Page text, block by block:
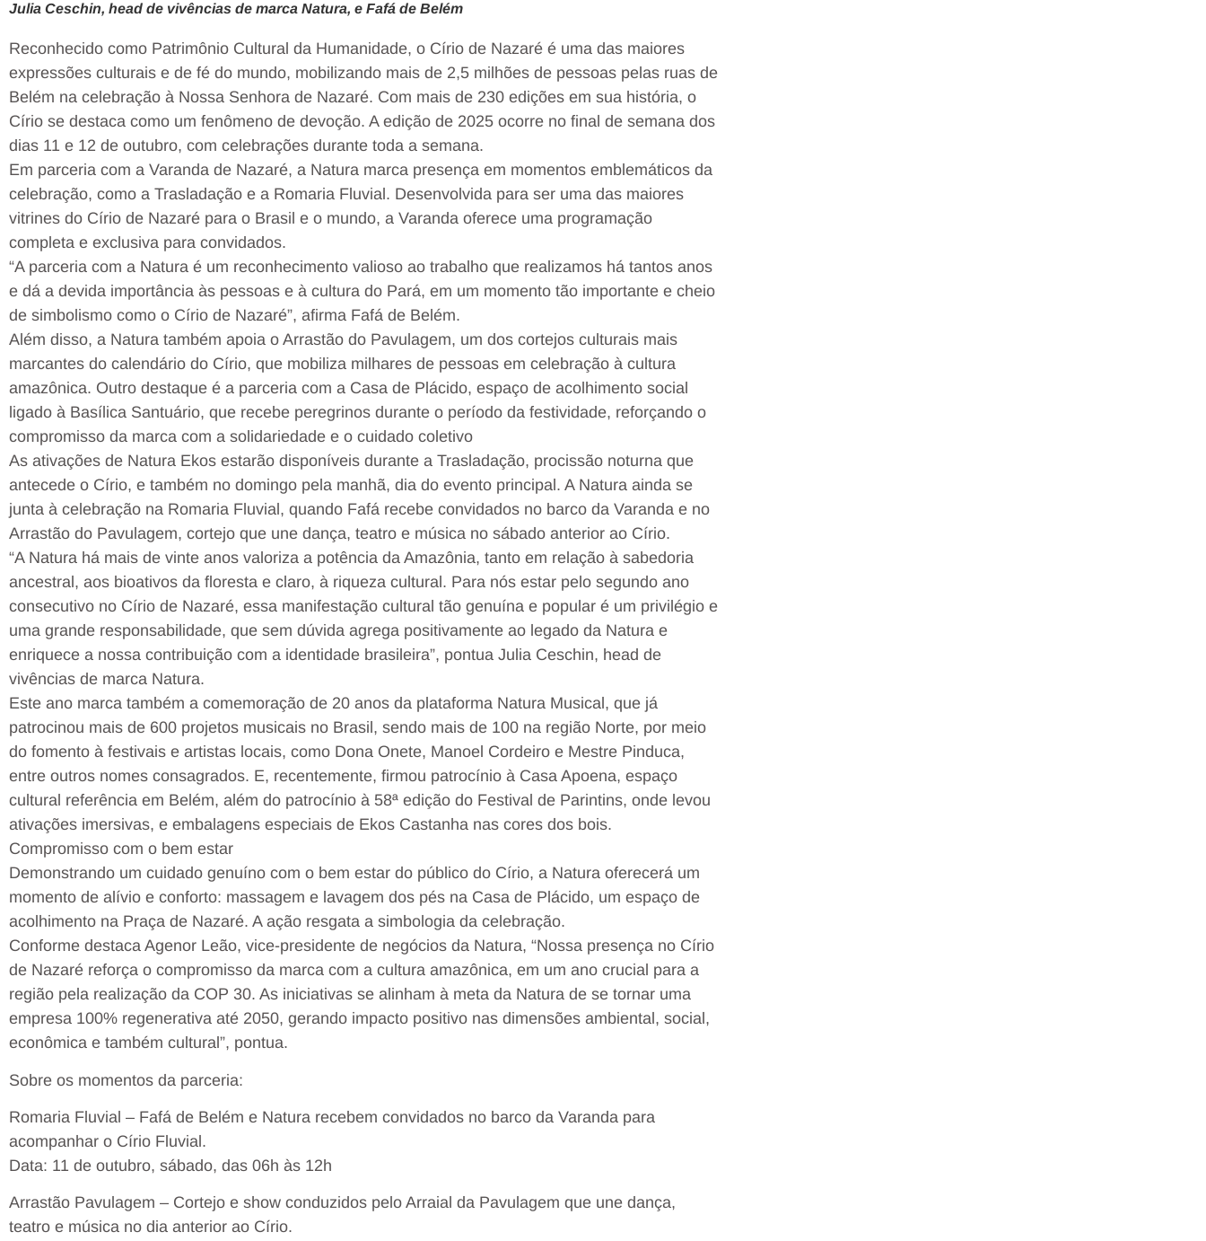
Julia Ceschin, head de vivências de marca Natura, e Fafá de Belém
Reconhecido como Patrimônio Cultural da Humanidade, o Círio de Nazaré é uma das maiores
expressões culturais e de fé do mundo, mobilizando mais de 2,5 milhões de pessoas pelas ruas de
Belém na celebração à Nossa Senhora de Nazaré. Com mais de 230 edições em sua história, o
Círio se destaca como um fenômeno de devoção. A edição de 2025 ocorre no final de semana dos
dias 11 e 12 de outubro, com celebrações durante toda a semana.
Em parceria com a Varanda de Nazaré, a Natura marca presença em momentos emblemáticos da
celebração, como a Trasladação e a Romaria Fluvial. Desenvolvida para ser uma das maiores
vitrines do Círio de Nazaré para o Brasil e o mundo, a Varanda oferece uma programação
completa e exclusiva para convidados.
“A parceria com a Natura é um reconhecimento valioso ao trabalho que realizamos há tantos anos
e dá a devida importância às pessoas e à cultura do Pará, em um momento tão importante e cheio
de simbolismo como o Círio de Nazaré”, afirma Fafá de Belém.
Além disso, a Natura também apoia o Arrastão do Pavulagem, um dos cortejos culturais mais
marcantes do calendário do Círio, que mobiliza milhares de pessoas em celebração à cultura
amazônica. Outro destaque é a parceria com a Casa de Plácido, espaço de acolhimento social
ligado à Basílica Santuário, que recebe peregrinos durante o período da festividade, reforçando o
compromisso da marca com a solidariedade e o cuidado coletivo
As ativações de Natura Ekos estarão disponíveis durante a Trasladação, procissão noturna que
antecede o Círio, e também no domingo pela manhã, dia do evento principal. A Natura ainda se
junta à celebração na Romaria Fluvial, quando Fafá recebe convidados no barco da Varanda e no
Arrastão do Pavulagem, cortejo que une dança, teatro e música no sábado anterior ao Círio.
“A Natura há mais de vinte anos valoriza a potência da Amazônia, tanto em relação à sabedoria
ancestral, aos bioativos da floresta e claro, à riqueza cultural. Para nós estar pelo segundo ano
consecutivo no Círio de Nazaré, essa manifestação cultural tão genuína e popular é um privilégio e
uma grande responsabilidade, que sem dúvida agrega positivamente ao legado da Natura e
enriquece a nossa contribuição com a identidade brasileira”, pontua Julia Ceschin, head de
vivências de marca Natura.
Este ano marca também a comemoração de 20 anos da plataforma Natura Musical, que já
patrocinou mais de 600 projetos musicais no Brasil, sendo mais de 100 na região Norte, por meio
do fomento à festivais e artistas locais, como Dona Onete, Manoel Cordeiro e Mestre Pinduca,
entre outros nomes consagrados. E, recentemente, firmou patrocínio à Casa Apoena, espaço
cultural referência em Belém, além do patrocínio à 58ª edição do Festival de Parintins, onde levou
ativações imersivas, e embalagens especiais de Ekos Castanha nas cores dos bois.
Compromisso com o bem estar
Demonstrando um cuidado genuíno com o bem estar do público do Círio, a Natura oferecerá um
momento de alívio e conforto: massagem e lavagem dos pés na Casa de Plácido, um espaço de
acolhimento na Praça de Nazaré. A ação resgata a simbologia da celebração.
Conforme destaca Agenor Leão, vice-presidente de negócios da Natura, “Nossa presença no Círio
de Nazaré reforça o compromisso da marca com a cultura amazônica, em um ano crucial para a
região pela realização da COP 30. As iniciativas se alinham à meta da Natura de se tornar uma
empresa 100% regenerativa até 2050, gerando impacto positivo nas dimensões ambiental, social,
econômica e também cultural”, pontua.
Sobre os momentos da parceria:
Romaria Fluvial – Fafá de Belém e Natura recebem convidados no barco da Varanda para
acompanhar o Círio Fluvial.
Data: 11 de outubro, sábado, das 06h às 12h
Arrastão Pavulagem – Cortejo e show conduzidos pelo Arraial da Pavulagem que une dança,
teatro e música no dia anterior ao Círio.